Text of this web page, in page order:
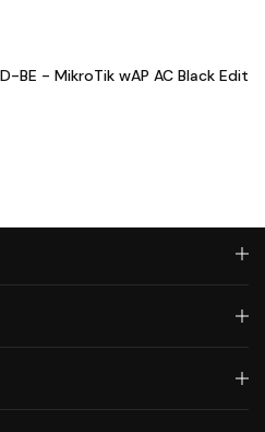
BE - MikroTik wAP AC Black